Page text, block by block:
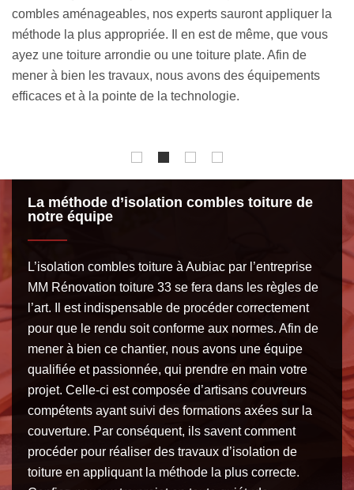
gratuit et sans engagement auprès de l’artisan isolation
combles toiture MM Rénovation toiture 33. C’est un
document qui vous donne accès à tous les aspects
financiers et techniques des travaux d’isolation de toit à
faire chez vous.
La méthode d’isolation combles toiture de
notre équipe
L’isolation combles toiture à Aubiac par l’entreprise
MM Rénovation toiture 33 se fera dans les règles de
l’art. Il est indispensable de procéder correctement
pour que le rendu soit conforme aux normes. Afin de
mener à bien ce chantier, nous avons une équipe
qualifiée et passionnée, qui prendre en main votre
projet. Celle-ci est composée d’artisans couvreurs
compétents ayant suivi des formations axées sur la
couverture. Par conséquent, ils savent comment
procéder pour réaliser des travaux d’isolation de
toiture en appliquant la méthode la plus correcte.